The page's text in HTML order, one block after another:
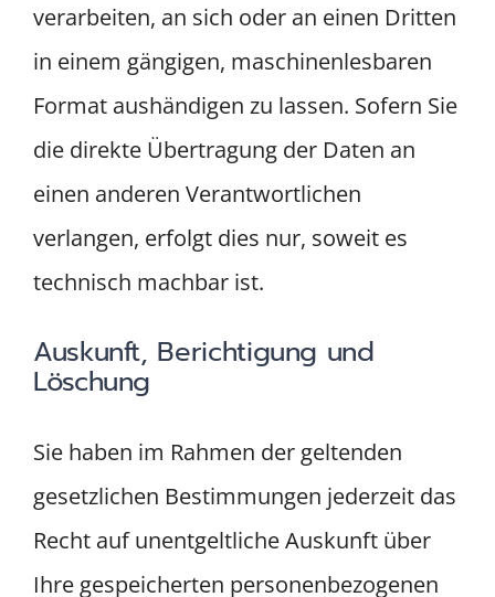
verarbeiten, an sich oder an einen Dritten
in einem gängigen, maschinenlesbaren
Format aushändigen zu lassen. Sofern Sie
die direkte Übertragung der Daten an
einen anderen Verantwortlichen
verlangen, erfolgt dies nur, soweit es
technisch machbar ist.
Auskunft, Berichtigung und
Löschung
Sie haben im Rahmen der geltenden
gesetzlichen Bestimmungen jederzeit das
Recht auf unentgeltliche Auskunft über
Ihre gespeicherten personenbezogenen